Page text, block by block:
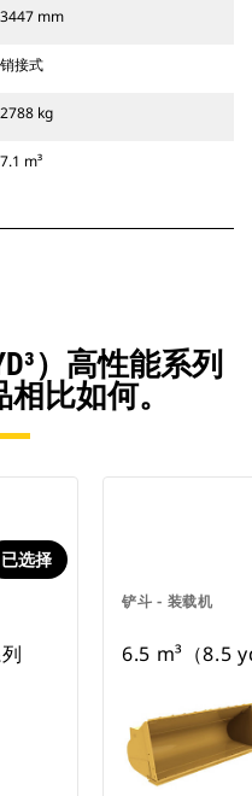
3447 mm
销接式
2788 kg
7.1 m³
）高性能系列
比如何。
已选择
铲斗 - 装载机
6.5 m³（8.5